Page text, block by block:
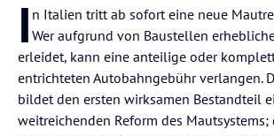
I n Italien tritt ab sofort eine neue
Wer aufgrund von Baustellen
erleidet, kann eine anteilige oder
entrichteten Autobahngebühr verlangen.
bildet den ersten wirksamen Bestandteil
weitreichenden Reform des